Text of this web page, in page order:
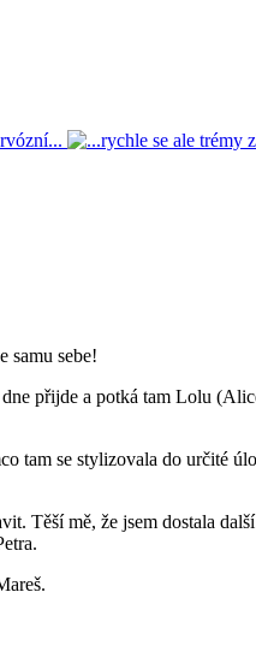
samu sebe!
přijde a potká tam Lolu
se stylizovala do určité
Těší mě, že jsem dostala